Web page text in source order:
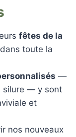
fêtes de la
dans toute la
—
silure — y sont
et
nos nouveaux